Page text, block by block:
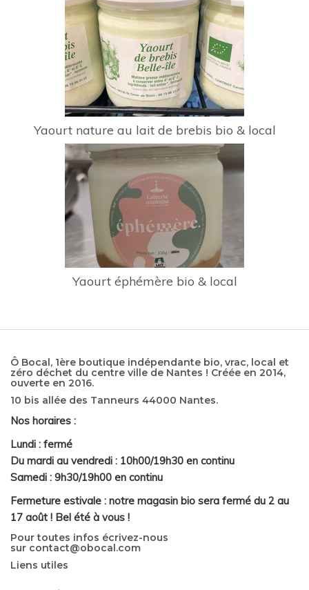
Yaourt nature au lait de brebis bio & local
Yaourt éphémère bio & local
Ô Bocal, 1ère boutique indépendante bio, vrac, local et
zéro déchet du centre ville de Nantes ! Créée en 2014,
ouverte en 2016.
10 bis allée des Tanneurs 44000 Nantes.
Nos horaires :
Lundi : fermé
Du mardi au vendredi : 10h00/19h30 en continu
Samedi : 9h30/19h00 en continu
Fermeture estivale : notre magasin bio sera fermé du 2 au
17 août ! Bel été à vous !
Pour toutes infos écrivez-nous
sur contact@obocal.com
Liens utiles